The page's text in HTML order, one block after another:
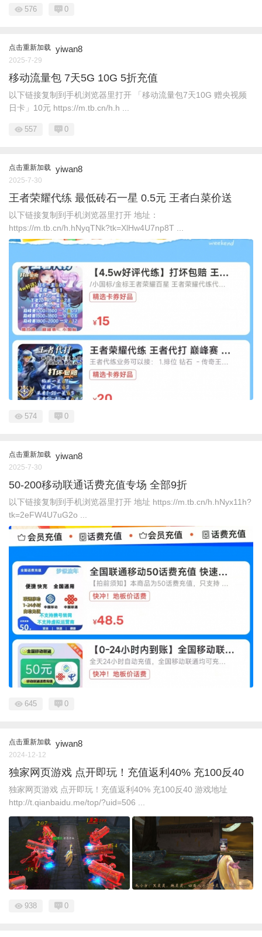
576 0
点击重新加载 yiwan8
2025-7-29
移动流量包 7天5G 10G 5折充值
以下链接复制到手机浏览器里打开 「移动流量包7天10G 赠央视频
日卡」10元 https://m.tb.cn/h.h ...
557 0
点击重新加载 yiwan8
2025-7-30
王者荣耀代练 最低砖石一星 0.5元 王者白菜价送
以下链接复制到手机浏览器里打开 地址：
https://m.tb.cn/h.hNyqTNk?tk=XlHw4U7np8T ...
574 0
点击重新加载 yiwan8
2025-7-30
50-200移动联通话费充值专场 全部9折
以下链接复制到手机浏览器里打开 地址 https://m.tb.cn/h.hNyx11h?
tk=2eFW4U7uG2o ...
645 0
点击重新加载 yiwan8
2024-12-12
独家网页游戏 点开即玩！充值返利40% 充100反40
独家网页游戏 点开即玩！充值返利40% 充100反40 游戏地址
http://t.qianbaidu.me/top/?uid=506 ...
938 0